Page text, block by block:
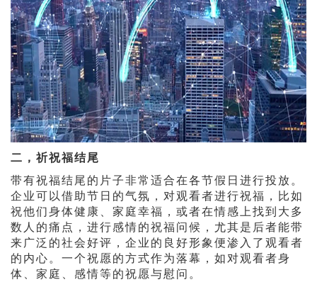
二，祈祝福结尾
带有祝福结尾的片子非常适合在各节假日进行投放。
企业可以借助节日的气氛，对观看者进行祝福，比如
祝他们身体健康、家庭幸福，或者在情感上找到大多
数人的痛点，进行感情的祝福问候，尤其是后者能带
来广泛的社会好评，企业的良好形象便渗入了观看者
的内心。一个祝愿的方式作为落幕，如对观看者身
体、家庭、感情等的祝愿与慰问。